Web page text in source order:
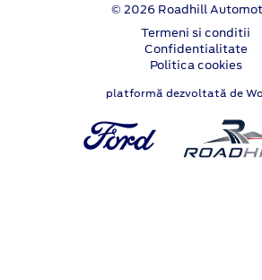
© 2026 Roadhill
Termeni si conditii
Confidentialitate
Politica cookies
platformă dezvoltată de